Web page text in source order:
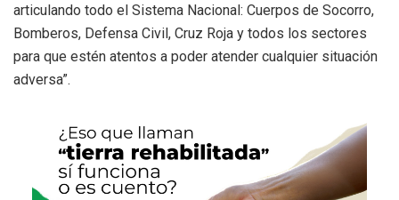
articulando todo el Sistema Nacional: Cuerpos de Socorro,
Bomberos, Defensa Civil, Cruz Roja y todos los sectores
para que estén atentos a poder atender cualquier situación
adversa”.